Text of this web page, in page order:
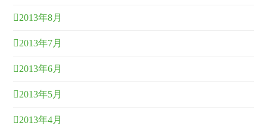
2013年8月
2013年7月
2013年6月
2013年5月
2013年4月